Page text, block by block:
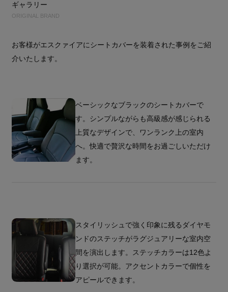
ギャラリー
ORIGINAL BRAND
お客様がエスクァイアにシートカバーを装着された事例をご紹
介いたします。
ベーシックなブラックのシートカバーで
す。シンプルながらも高級感が感じられる
上質なデザインで、ワンランク上の室内
へ。快適で贅沢な時間をお過ごしいただけ
ます。
スタイリッシュで強く印象に残るダイヤモ
ンドのステッチがラグジュアリーな室内空
間を演出します。ステッチカラーは12色よ
り選択が可能。アクセントカラーで個性を
アピールできます。